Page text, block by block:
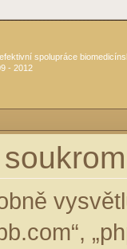
spolupráce
- 2012